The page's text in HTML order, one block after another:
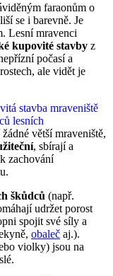
faraonům o
se i barevně. Je
Lesní mravenci
kupovité stavby z
počasí a
ale vidět je
větší mraveniště,
, sbírají a
zachování
škůdců (např.
udržet porost
spojit své síly a
obaleč aj.).
violky) jsou na